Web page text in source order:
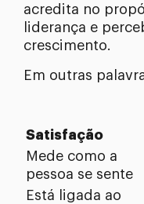
acredita no
liderança e
crescimento.
Em outras
Satisfação
Mede como a
pessoa se sente
Está ligada ao